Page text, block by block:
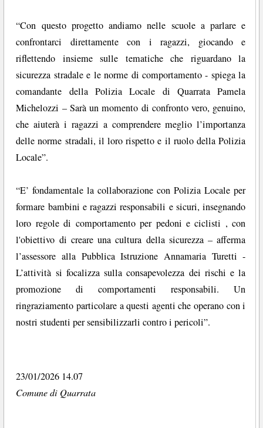
“Con questo progetto andiamo nelle scuole a parlare e
confrontarci direttamente con i ragazzi, giocando e
riflettendo insieme sulle tematiche che riguardano la
sicurezza stradale e le norme di comportamento - spiega la
comandante della Polizia Locale di Quarrata Pamela
Michelozzi – Sarà un momento di confronto vero, genuino,
che aiuterà i ragazzi a comprendere meglio l’importanza
delle norme stradali, il loro rispetto e il ruolo della Polizia
Locale”.
“E’ fondamentale la collaborazione con Polizia Locale per
formare bambini e ragazzi responsabili e sicuri, insegnando
loro regole di comportamento per pedoni e ciclisti , con
l'obiettivo di creare una cultura della sicurezza – afferma
l’assessore alla Pubblica Istruzione Annamaria Turetti -
L’attività si focalizza sulla consapevolezza dei rischi e la
promozione di comportamenti responsabili. Un
ringraziamento particolare a questi agenti che operano con i
nostri studenti per sensibilizzarli contro i pericoli”.
23/01/2026 14.07
Comune di Quarrata